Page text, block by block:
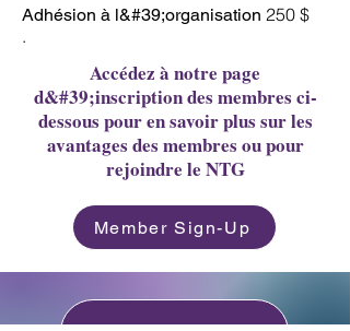
Adhésion à l&#39;organisation 250 $
.
Accédez à notre page
d&#39;inscription des membres ci-
dessous pour en savoir plus sur les
avantages des membres ou pour
rejoindre le NTG
Member Sign-Up